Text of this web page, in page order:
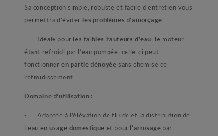
Sa conception simple, robuste et facile d’entretien vous
permettra d’éviter les problèmes d’amorçage.
- Idéale pour les faibles hauteurs d’eau, le moteur
étant refroidi par l’eau pompée, celle-ci peut
fonctionneren partie dénoyée sans chemise de
refroidissement.
Domaine d’utilisation :
- Adaptée à l’élévation de fluide et la distribution de
l’eau en usage domestique et pour l’arrosage par